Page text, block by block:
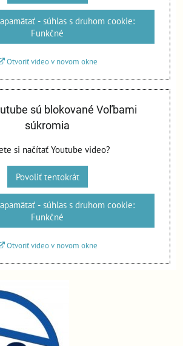
- súhlas s druhom cookie:
Funkčné
Otvoriť video v novom okne
sú blokované Voľbami
súkromia
si načítať Youtube video?
Povoliť tentokrát
- súhlas s druhom cookie:
Funkčné
Otvoriť video v novom okne